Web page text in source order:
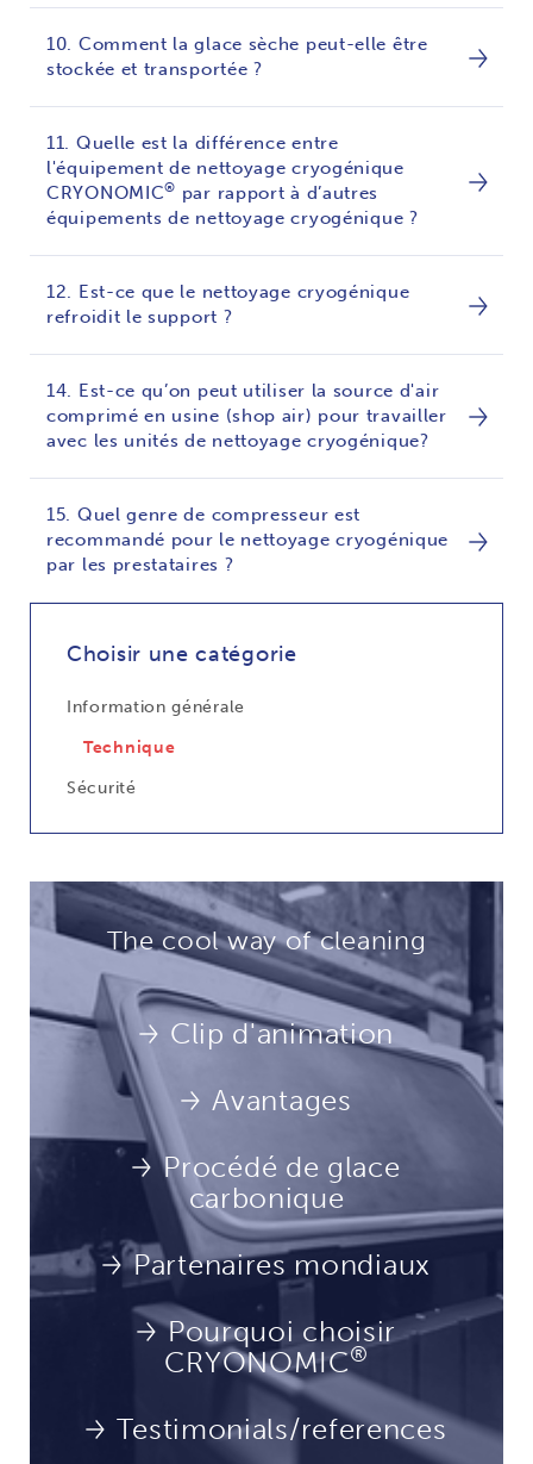
10. Comment la glace sèche peut-elle être
stockée et transportée ?
11. Quelle est la différence entre
l'équipement de nettoyage cryogénique
CRYONOMIC® par rapport à d’autres
équipements de nettoyage cryogénique ?
12. Est-ce que le nettoyage cryogénique
refroidit le support ?
14. Est-ce qu’on peut utiliser la source d'air
comprimé en usine (shop air) pour travailler
avec les unités de nettoyage cryogénique?
15. Quel genre de compresseur est
recommandé pour le nettoyage cryogénique
par les prestataires ?
Choisir une catégorie
Information générale
Technique
Sécurité
The cool way of cleaning
Clip d'animation
Avantages
Procédé de glace
carbonique
Partenaires mondiaux
Pourquoi choisir
CRYONOMIC®
Testimonials/references